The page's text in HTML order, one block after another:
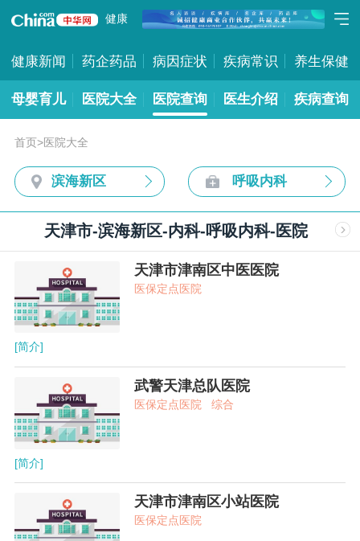
健康
健康新闻 药企药品 病因症状 疾病常识 养生保健
母婴育儿 医院大全 医院查询 医生介绍 疾病查询
首页>医院大全
滨海新区 呼吸内科
天津市-滨海新区-内科-呼吸内科-医院
天津市津南区中医医院
医保定点医院
[简介]
武警天津总队医院
医保定点医院 综合
[简介]
天津市津南区小站医院
医保定点医院